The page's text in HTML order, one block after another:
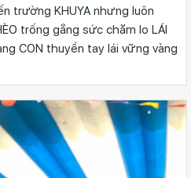
trường KHUYA nhưng luôn
trống gắng sức chăm lo LÁI
CON thuyền tay lái vững vàng